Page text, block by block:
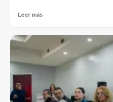
Leer más